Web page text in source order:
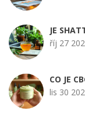
JE
říj 27
CO JE
lis 30